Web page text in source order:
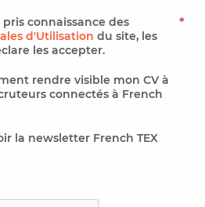
connaissance des
d'Utilisation du site, les
les accepter.
*
rendre visible mon CV à
connectés à French
la newsletter French TEX